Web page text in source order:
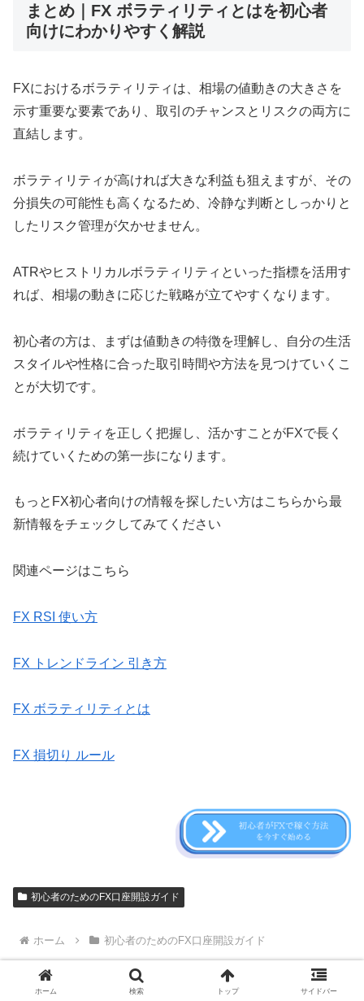
まとめ｜FX ボラティリティとはを初心者
向けにわかりやすく解説
FXにおけるボラティリティは、相場の値動きの大きさを
示す重要な要素であり、取引のチャンスとリスクの両方に
直結します。
ボラティリティが高ければ大きな利益も狙えますが、その
分損失の可能性も高くなるため、冷静な判断としっかりと
したリスク管理が欠かせません。
ATRやヒストリカルボラティリティといった指標を活用す
れば、相場の動きに応じた戦略が立てやすくなります。
初心者の方は、まずは値動きの特徴を理解し、自分の生活
スタイルや性格に合った取引時間や方法を見つけていくこ
とが大切です。
ボラティリティを正しく把握し、活かすことがFXで長く
続けていくための第一歩になります。
もっとFX初心者向けの情報を探したい方はこちらから最
新情報をチェックしてみてください
関連ページはこちら
FX RSI 使い方
FX トレンドライン 引き方
FX ボラティリティとは
FX 損切り ルール
初心者のためのFX口座開設ガイド
ホーム 初心者のためのFX口座開設ガイド
ホーム 検索 トップ サイドバー